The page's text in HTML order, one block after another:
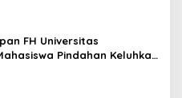
FH Universitas
Pindahan Keluhkan
di Universitas Tamansiswa